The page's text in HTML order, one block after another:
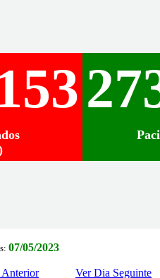
07/05/2023
Ver Dia Seguinte